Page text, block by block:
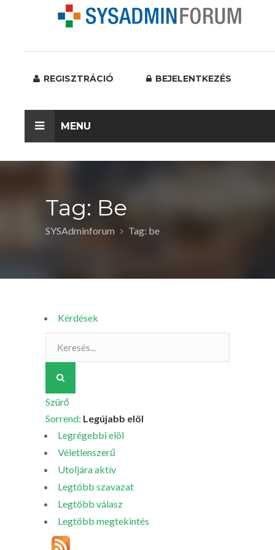
REGISZTRÁCIÓ BEJELENTKEZÉS
MENU
Tag: Be
SYSAdminforum Tag: be
Kérdések
Szürő
Sorrend: Legújabb elöl
Legrégebbi elöl
Véletlenszerű
Utoljára aktív
Legtöbb szavazat
Legtöbb válasz
Legtöbb megtekintés